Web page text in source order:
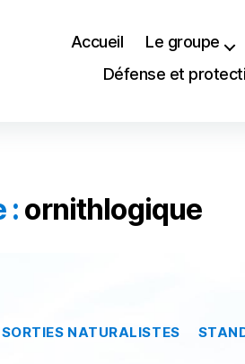
Accueil Le groupe
Défense et
: ornithlogique
Catégories
SORTIES NATURALISTES